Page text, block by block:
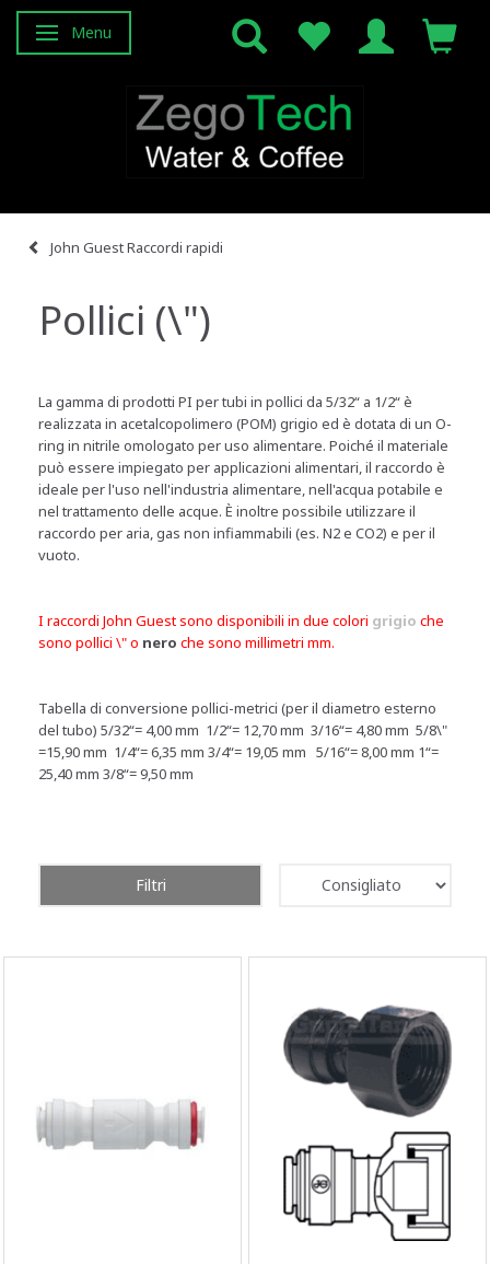
Attiva/disattiva navigazione
Menu
John Guest Raccordi rapidi
Pollici (\")
La gamma di prodotti PI per tubi in pollici da 5/32“ a 1/2“ è
realizzata in acetalcopolimero (POM) grigio ed è dotata di un O-
ring in nitrile omologato per uso alimentare. Poiché il materiale
può essere impiegato per applicazioni alimentari, il raccordo è
ideale per l'uso nell'industria alimentare, nell'acqua potabile e
nel trattamento delle acque. È inoltre possibile utilizzare il
raccordo per aria, gas non infiammabili (es. N2 e CO2) e per il
vuoto.
I raccordi John Guest sono disponibili in due colori grigio che
sono pollici \" o nero che sono millimetri mm.
Tabella di conversione pollici-metrici (per il diametro esterno
del tubo) 5/32“= 4,00 mm 1/2“= 12,70 mm 3/16“= 4,80 mm 5/8\"
=15,90 mm 1/4“= 6,35 mm 3/4“= 19,05 mm 5/16“= 8,00 mm 1“=
25,40 mm 3/8“= 9,50 mm
Filtri